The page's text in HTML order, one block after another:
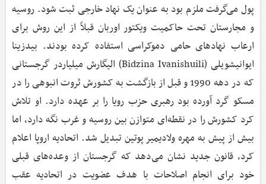
پول می‌گرفت ملزم بود به عنوان یک نهاد خارجی ثبت شود. روسیه
و مجارستان تحت حاکمیت ویکتور اوربان قبلاً از این روش برای
ارعاب نهادهای حامی دموکراسی استفاده کرده بودند. بیدزینا
ایوانیشویلی (Bidzina Ivanishuili) الیگارش میلیاردر گرجستانی
که در دهه 1990 و قبل از بازگشت به کشورش ثروت انبوهی را در
مسکو گرد آورده بود رهبری حزب رویا را بر عهده دارد. او تلاش
کرد کشورش را در نقطه‌ای متوازن بین روسیه و غرب نگه دارد، اما
بیش از پیش به مهره ولادیمیر پوتین تبدیل شد. اتحادیه اروپا اعلام
کرد، قانون جدید نشان می‌دهد که گرجستان از وعده‌های قبلی
خود برای انجام اصلاحات با هدف عضویت در اتحادیه عقب